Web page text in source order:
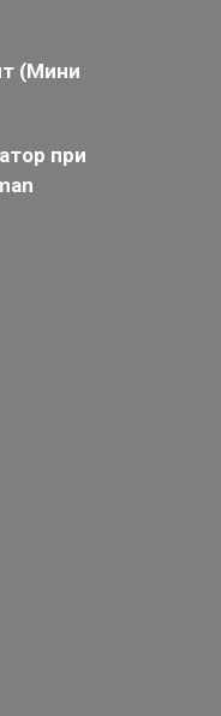
(Мини
при